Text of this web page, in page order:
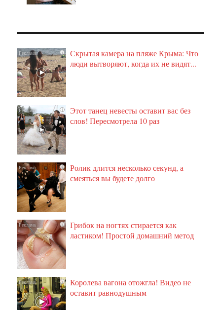
i
Скрытая камера на пляже Крыма: Что
люди вытворяют, когда их не видят...
i
Этот танец невесты оставит вас без
слов! Пересмотрела 10 раз
i
Ролик длится несколько секунд, а
смеяться вы будете долго
i
Грибок на ногтях стирается как
ластиком! Простой домашний метод
i
Королева вагона отожгла! Видео не
оставит равнодушным